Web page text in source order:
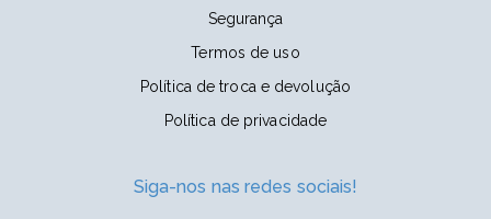
Segurança
Termos de uso
Política de troca e devolução
Política de privacidade
Siga-nos nas redes sociais!